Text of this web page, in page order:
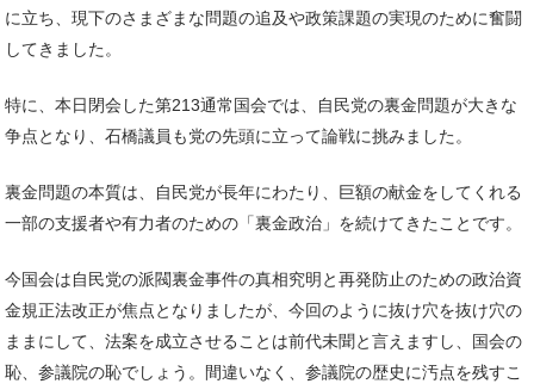
に立ち、現下のさまざまな問題の追及や政策課題の実現のために奮闘
してきました。
特に、本日閉会した第213通常国会では、自民党の裏金問題が大きな
争点となり、石橋議員も党の先頭に立って論戦に挑みました。
裏金問題の本質は、自民党が長年にわたり、巨額の献金をしてくれる
一部の支援者や有力者のための「裏金政治」を続けてきたことです。
今国会は自民党の派閥裏金事件の真相究明と再発防止のための政治資
金規正法改正が焦点となりましたが、今回のように抜け穴を抜け穴の
ままにして、法案を成立させることは前代未聞と言えますし、国会の
恥、参議院の恥でしょう。間違いなく、参議院の歴史に汚点を残すこ